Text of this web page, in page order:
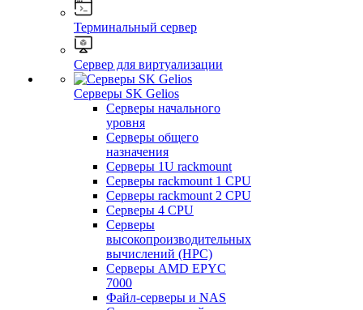
Терминальный сервер
Сервер для виртуализации
Серверы SK Gelios
Серверы начального
уровня
Серверы общего
назначения
Серверы 1U rackmount
Серверы rackmount 1 CPU
Серверы rackmount 2 CPU
Серверы 4 CPU
Серверы
высокопроизводительных
вычислений (HPC)
Серверы AMD EPYC
7000
Файл-серверы и NAS